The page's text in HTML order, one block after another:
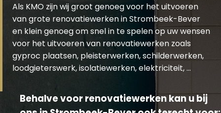
Als KMO zijn wij groot genoeg voor het uitvoeren
van grote renovatiewerken in Strombeek-Bever
en klein genoeg om snel in te spelen op uw wensen
voor het uitvoeren van renovatiewerken zoals
gyproc plaatsen, pleisterwerken, schilderwerken,
loodgieterswerk, isolatiewerken, elektriciteit, …
Behalve voor renovatiewerken kan u bij